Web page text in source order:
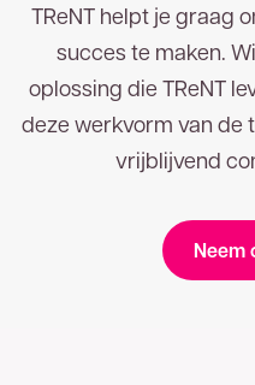
TReNT helpt je graag
succes te maken.
oplossing die TReNT
deze werkvorm van de
vrijblijvend
Neem